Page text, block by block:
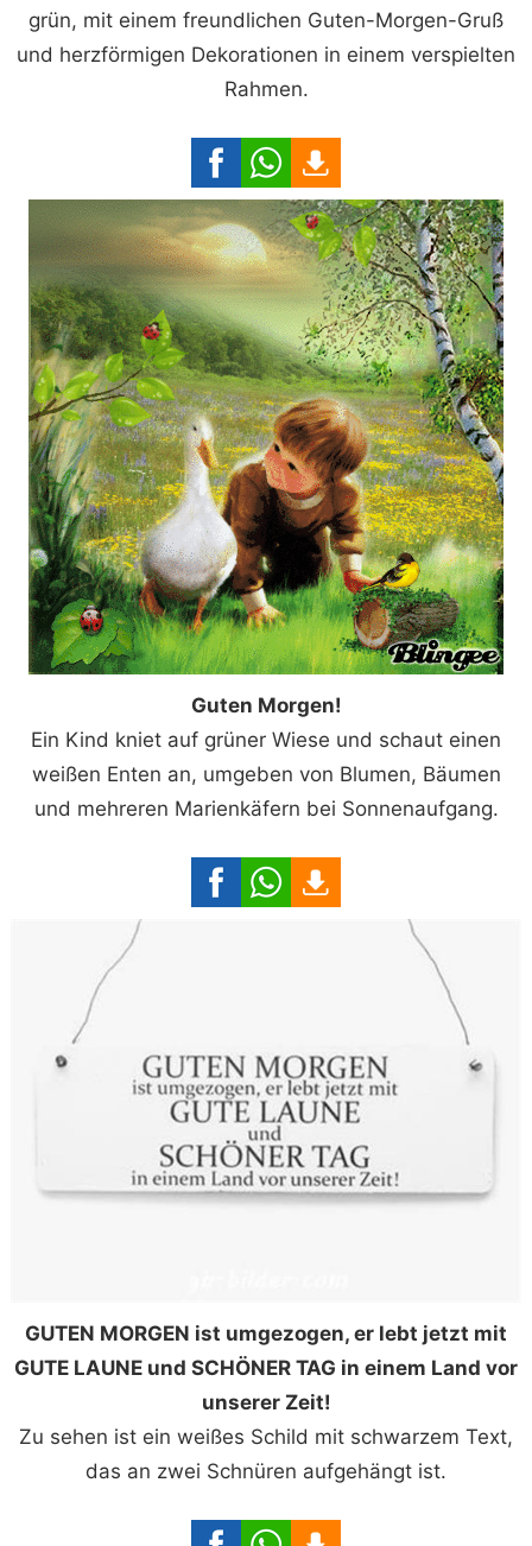
grün, mit einem freundlichen Guten-Morgen-Gruß
und herzförmigen Dekorationen in einem verspielten
Rahmen.
Guten Morgen!
Ein Kind kniet auf grüner Wiese und schaut einen
weißen Enten an, umgeben von Blumen, Bäumen
und mehreren Marienkäfern bei Sonnenaufgang.
GUTEN MORGEN ist umgezogen, er lebt jetzt mit
GUTE LAUNE und SCHÖNER TAG in einem Land vor
unserer Zeit!
Zu sehen ist ein weißes Schild mit schwarzem Text,
das an zwei Schnüren aufgehängt ist.